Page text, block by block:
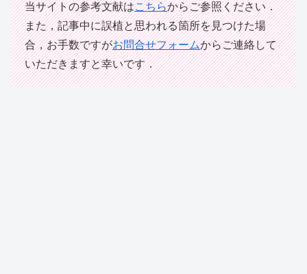
当サイトの参考文献はこちらからご参照ください．
また，記事中に誤植と思われる箇所を見つけた場
合，お手数ですがお問合せフォームからご連絡して
いただきますと幸いです．